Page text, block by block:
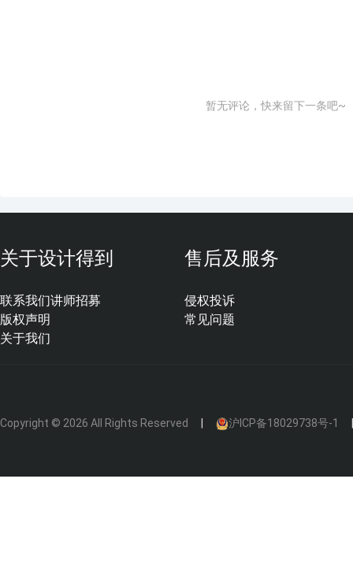
暂无评论，快来留下一条吧~
关于设计得到
联系我们
版权声明
关于我们
讲师招募
售后及服务
侵权投诉
常见问题
Copyright © 2026 All Rights Reserved 沪ICP备18029738号-1